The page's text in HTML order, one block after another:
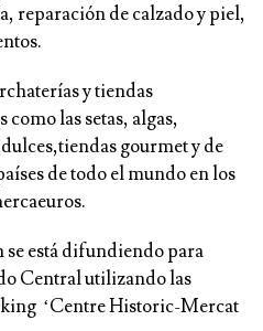
reparación de calzado y piel,
y tiendas
las setas, algas,
gourmet y de
de todo el mundo en los
está difundiendo para
Central utilizando las
‘Centre Historic-Mercat